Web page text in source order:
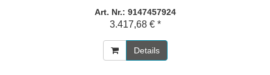
Art. Nr.: 9147457924
3.417,68 € *
Details